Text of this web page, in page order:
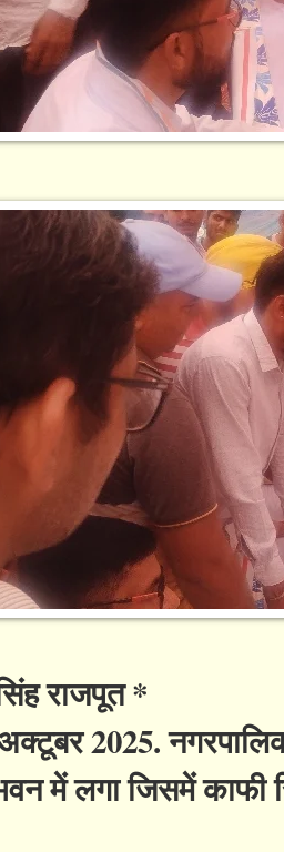
राजपूत *
2025.
में लगा जिसमें